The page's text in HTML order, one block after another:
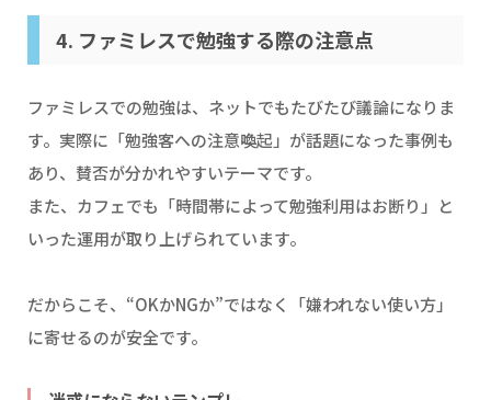
4. ファミレスで勉強する際の注意点
ファミレスでの勉強は、ネットでもたびたび議論になりま
す。実際に「勉強客への注意喚起」が話題になった事例も
あり、賛否が分かれやすいテーマです。
また、カフェでも「時間帯によって勉強利用はお断り」と
いった運用が取り上げられています。
だからこそ、“OKかNGか”ではなく「嫌われない使い方」
に寄せるのが安全です。